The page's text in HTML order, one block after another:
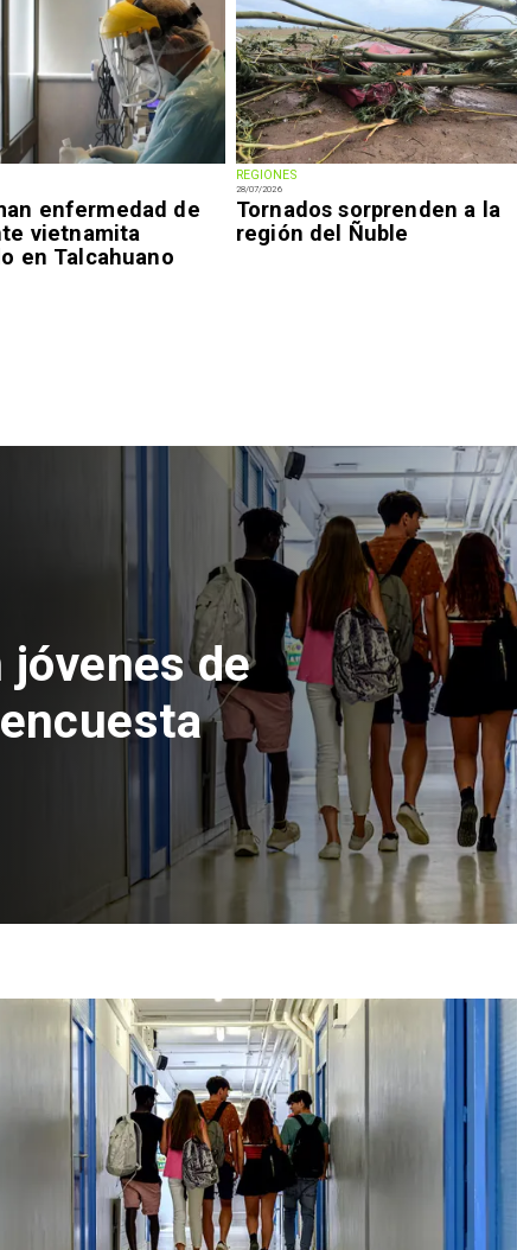
enfermedad de
vietnamita
en Talcahuano
REGIONES
28/07/2026
Tornados sorprenden a la
región del Ñuble
Parque
inversión